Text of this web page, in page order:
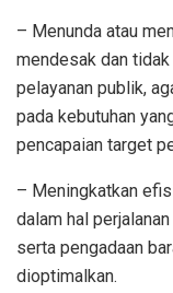
– Menunda atau
mendesak dan
pelayanan publik,
pada kebutuhan
pencapaian target
– Meningkatkan
dalam hal
serta pengadaan
dioptimalkan.